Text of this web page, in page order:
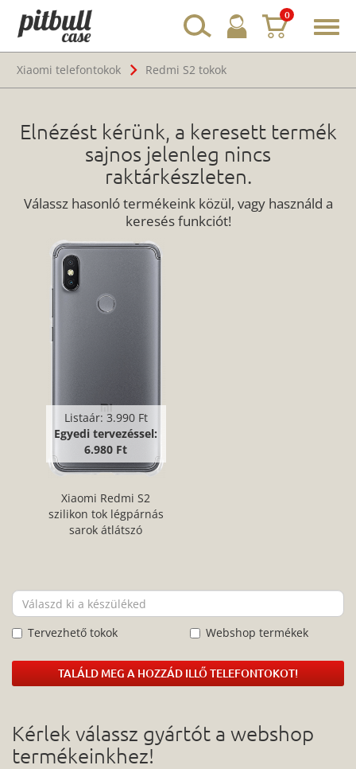
0
Xiaomi telefontokok
Redmi S2 tokok
Elnézést kérünk, a keresett termék
sajnos jelenleg nincs
raktárkészleten.
Válassz hasonló termékeink közül, vagy használd a
keresés funkciót!
Listaár: 3.990 Ft
Egyedi tervezéssel:
6.980 Ft
Xiaomi Redmi S2
szilikon tok légpárnás
sarok átlátszó
Tervezhető tokok Webshop termékek
TALÁLD MEG A HOZZÁD ILLŐ TELEFONTOKOT!
Kérlek válassz gyártót a webshop
termékeinkhez!